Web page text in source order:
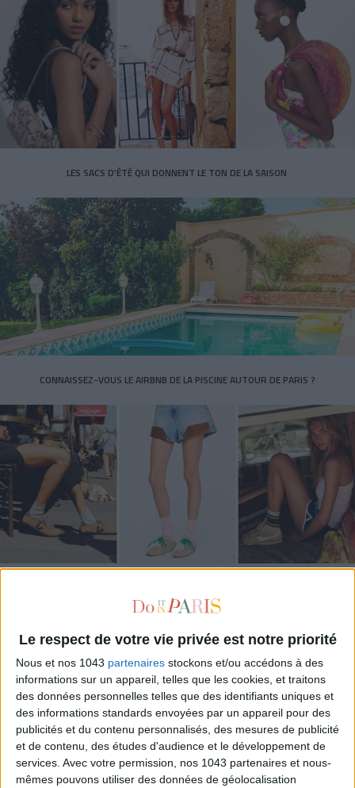
Le respect de votre vie privée est notre priorité
Nous et nos 1043 partenaires stockons et/ou accédons à des
informations sur un appareil, telles que les cookies, et traitons
des données personnelles telles que des identifiants uniques et
des informations standards envoyées par un appareil pour des
publicités et du contenu personnalisés, des mesures de publicité
et de contenu, des études d'audience et le développement de
services. Avec votre permission, nos 1043 partenaires et nous-
mêmes pouvons utiliser des données de géolocalisation
LES SACS D’ÉTÉ QUI DONNENT LE TON DE LA SAISON
CONNAISSEZ-VOUS LE AIRBNB DE LA PISCINE AUTOUR DE PARIS ?
Inscrivez-vous à notre newsletter